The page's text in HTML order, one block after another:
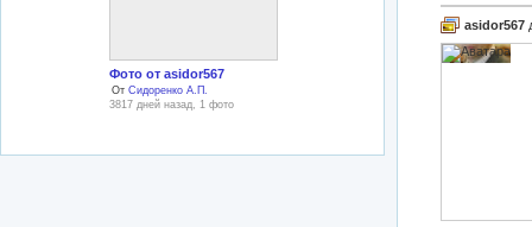
Фото от asidor567
От Сидоренко А.П.
3817 дней назад, 1 фото
asidor567